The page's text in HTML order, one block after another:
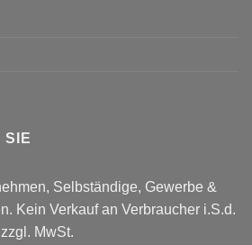
SIE
Selbständige, Gewerbe &
Kein Verkauf an Verbraucher i.S.d.
MwSt.